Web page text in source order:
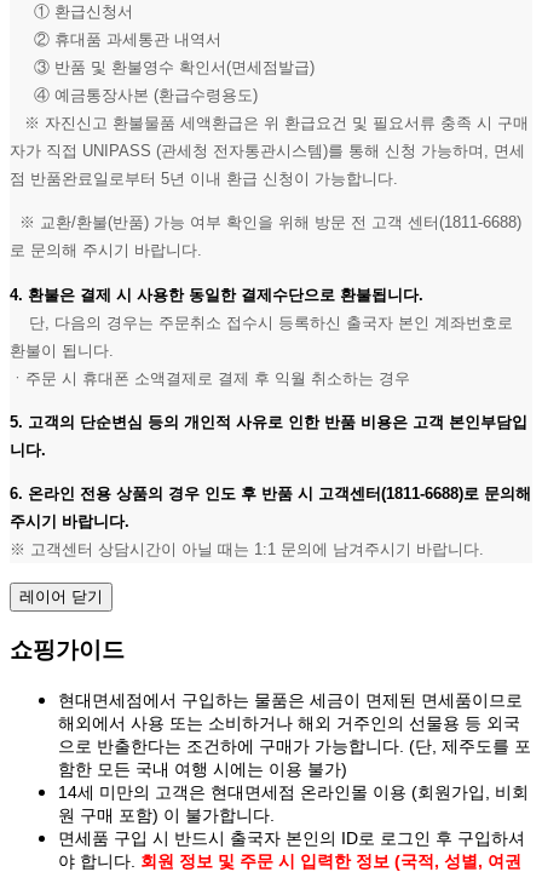
① 환급신청서
② 휴대품 과세통관 내역서
③ 반품 및 환불영수 확인서(면세점발급)
④ 예금통장사본 (환급수령용도)
※ 자진신고 환불물품 세액환급은 위 환급요건 및 필요서류 충족 시 구매
자가 직접 UNIPASS (관세청 전자통관시스템)를 통해 신청 가능하며, 면세
점 반품완료일로부터 5년 이내 환급 신청이 가능합니다.
※ 교환/환불(반품) 가능 여부 확인을 위해 방문 전 고객 센터(1811-6688)
로 문의해 주시기 바랍니다.
4. 환불은 결제 시 사용한 동일한 결제수단으로 환불됩니다.
단, 다음의 경우는 주문취소 접수시 등록하신 출국자 본인 계좌번호로
환불이 됩니다.
ㆍ주문 시 휴대폰 소액결제로 결제 후 익월 취소하는 경우
5. 고객의 단순변심 등의 개인적 사유로 인한 반품 비용은 고객 본인부담입
니다.
6. 온라인 전용 상품의 경우 인도 후 반품 시 고객센터(1811-6688)로 문의해
주시기 바랍니다.
※ 고객센터 상담시간이 아닐 때는 1:1 문의에 남겨주시기 바랍니다.
레이어 닫기
쇼핑가이드
현대면세점에서 구입하는 물품은 세금이 면제된 면세품이므로
해외에서 사용 또는 소비하거나 해외 거주인의 선물용 등 외국
으로 반출한다는 조건하에 구매가 가능합니다. (단, 제주도를 포
함한 모든 국내 여행 시에는 이용 불가)
14세 미만의 고객은 현대면세점 온라인몰 이용 (회원가입, 비회
원 구매 포함) 이 불가합니다.
면세품 구입 시 반드시 출국자 본인의 ID로 로그인 후 구입하셔
야 합니다. 회원 정보 및 주문 시 입력한 정보 (국적, 성별, 여권